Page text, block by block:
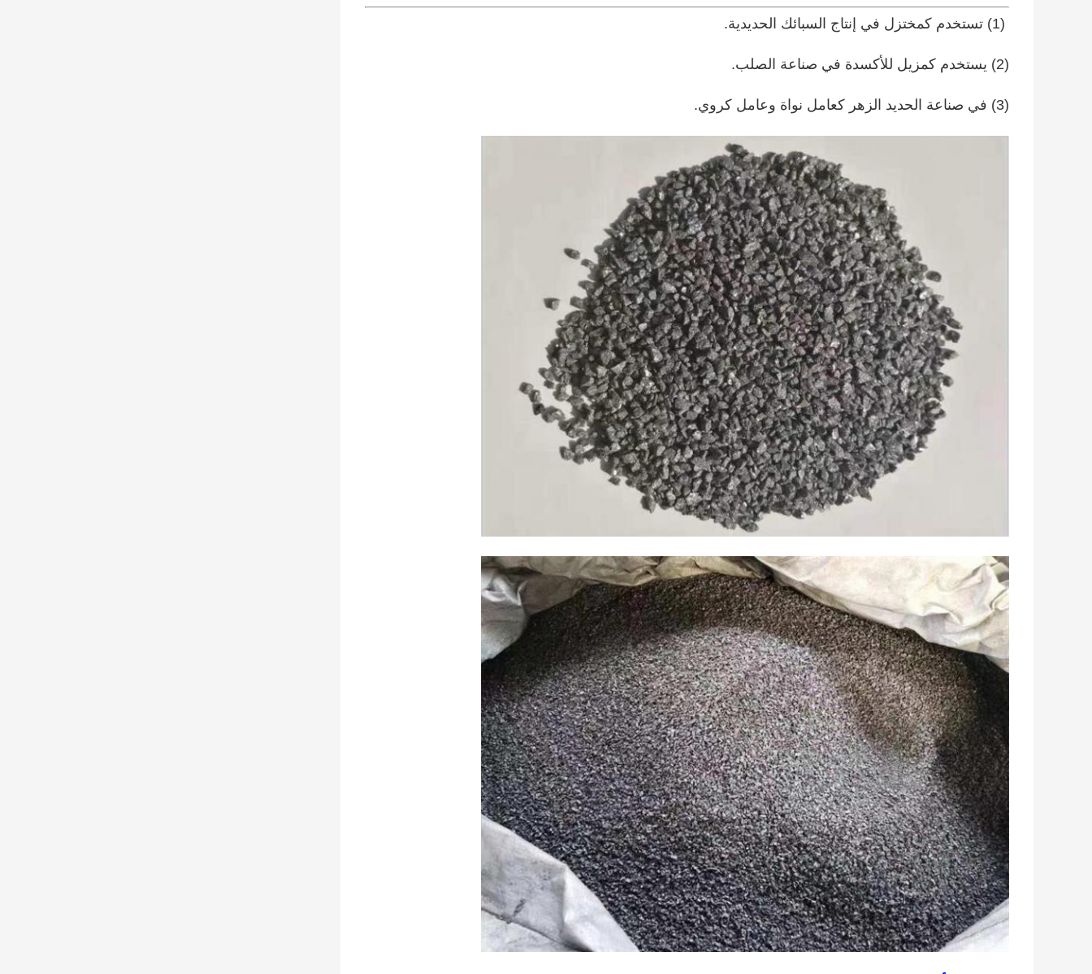
(1) تستخدم كمختزل في إنتاج السبائك الحديدية.
(2) يستخدم كمزيل للأكسدة في صناعة الصلب.
(3) في صناعة الحديد الزهر كعامل نواة وعامل كروي.